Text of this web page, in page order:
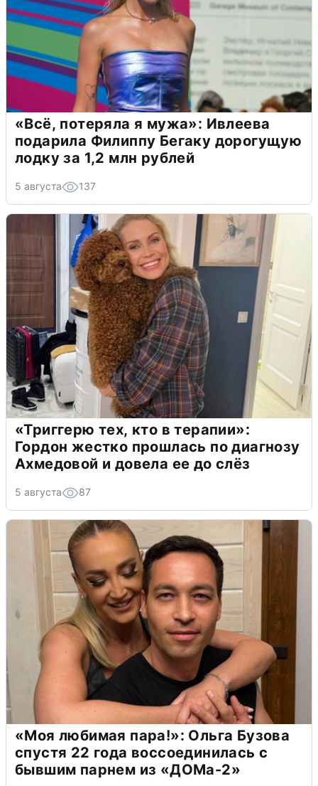
«Всё, потеряла я мужа»: Ивлеева
подарила Филиппу Бегаку дорогущую
лодку за 1,2 млн рублей
5 августа 137
«Триггерю тех, кто в терапии»:
Гордон жестко прошлась по диагнозу
Ахмедовой и довела ее до слёз
5 августа 87
«Моя любимая пара!»: Ольга Бузова
спустя 22 года воссоединилась с
бывшим парнем из «ДОМа-2»